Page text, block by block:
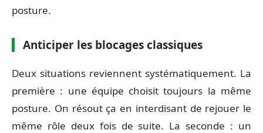
posture.
Anticiper les blocages classiques
Deux situations reviennent systématiquement. La
première : une équipe choisit toujours la même
posture. On résout ça en interdisant de rejouer le
même rôle deux fois de suite. La seconde : un